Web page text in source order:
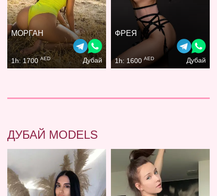
МОРГАН
1h: 1700AED Дубай
ФРЕЯ
1h: 1600 AED Дубай
ДУБАЙ MODELS